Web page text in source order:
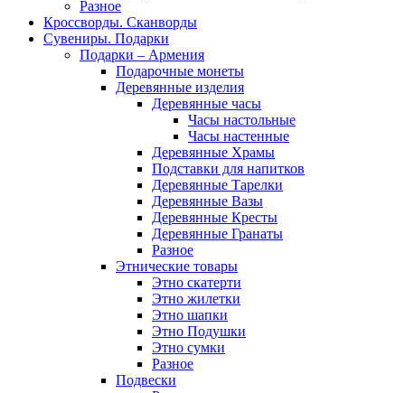
Разное
Кроссворды. Сканворды
Сувениры. Подарки
Подарки – Армения
Подарочные монеты
Деревянные изделия
Деревянные часы
Часы настольные
Часы настенные
Деревянные Храмы
Подставки для напитков
Деревянные Тарелки
Деревянные Вазы
Деревянные Кресты
Деревянные Гранаты
Разное
Этнические товары
Этно скатерти
Этно жилетки
Этно шапки
Этно Подушки
Этно сумки
Разное
Подвески